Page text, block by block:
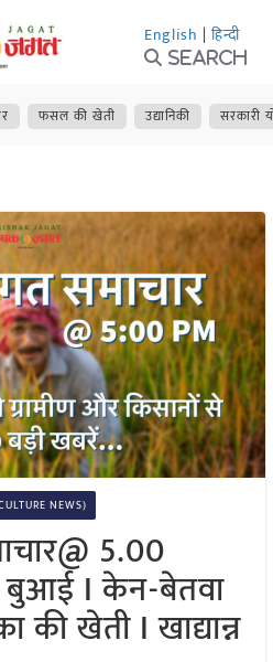
English | हिन्दी
Search
फसल की खेती उद्यानिकी सरकारी
NEWS)
5.00
I केन-बेतवा
की खेती I खाद्यान्न